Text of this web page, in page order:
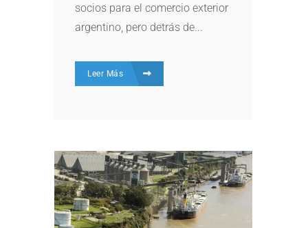
socios para el comercio exterior
argentino, pero detrás de...
Leer Más